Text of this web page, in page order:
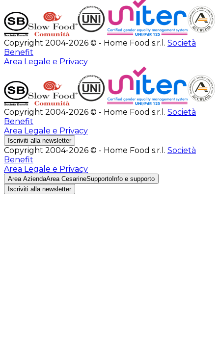
Copyright 2004-2026 © - Home Food s.r.l. Società
Benefit
Area Legale e Privacy
Copyright 2004-2026 © - Home Food s.r.l. Società
Benefit
Area Legale e Privacy
Iscriviti alla newsletter
Copyright 2004-2026 © - Home Food s.r.l. Società
Benefit
Area Legale e Privacy
Area AziendaArea CesarineSupporto Info e supporto
Iscriviti alla newsletter